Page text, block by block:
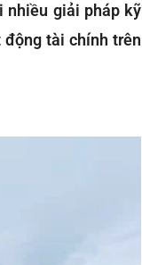
nhiều giải pháp kỹ
tài chính trên